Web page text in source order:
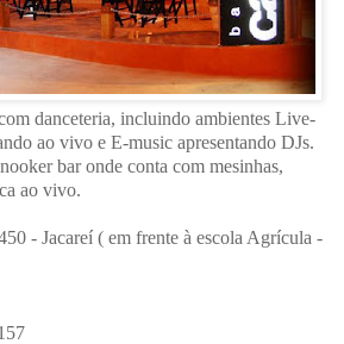
danceteria, incluindo ambientes Live-
ao vivo e E-music apresentando DJs.
bar onde conta com mesinhas,
ao vivo.
- Jacareí ( em frente à escola Agrícula -